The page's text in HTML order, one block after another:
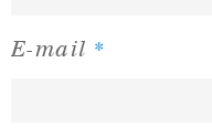
E-mail *